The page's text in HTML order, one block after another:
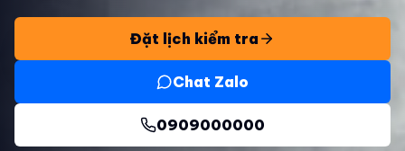
Đặt lịch kiểm tra
Chat Zalo
0909000000